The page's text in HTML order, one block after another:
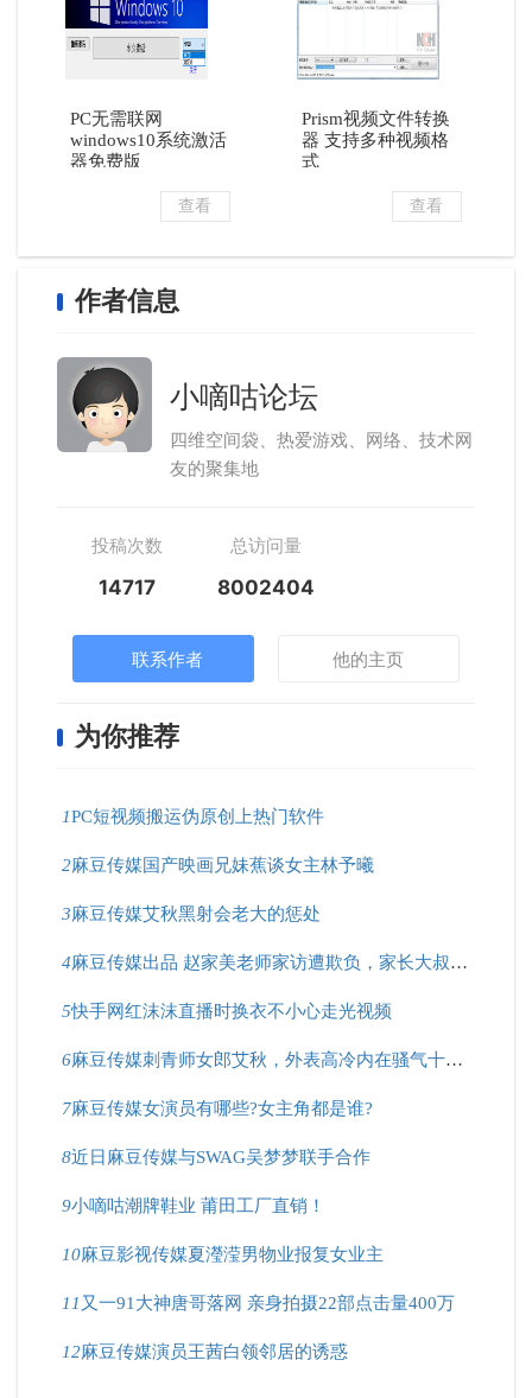
PC无需联网
windows10系统激活
器免费版
查看
Prism视频文件转换
器 支持多种视频格
式
查看
作者信息
小嘀咕论坛
四维空间袋、热爱游戏、网络、技术网
友的聚集地
投稿次数 总访问量
14717 8002404
联系作者 他的主页
为你推荐
1PC短视频搬运伪原创上热门软件
2麻豆传媒国产映画兄妹蕉谈女主林予曦
3麻豆传媒艾秋黑射会老大的惩处
4麻豆传媒出品 赵家美老师家访遭欺负，家长大叔好凶猛！
5快手网红沫沫直播时换衣不小心走光视频
6麻豆传媒刺青师女郎艾秋，外表高冷内在骚气十足？
7麻豆传媒女演员有哪些?女主角都是谁?
8近日麻豆传媒与SWAG吴梦梦联手合作
9小嘀咕潮牌鞋业 莆田工厂直销！
10麻豆影视传媒夏瀅滢男物业报复女业主
11 又一91大神唐哥落网 亲身拍摄22部点击量400万
12麻豆传媒演员王茜白领邻居的诱惑